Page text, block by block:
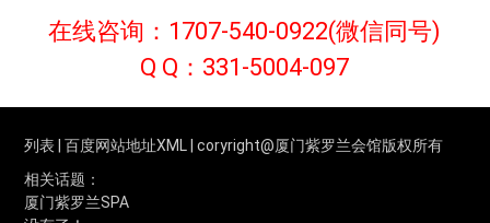
在线咨询： 1707-540-0922(微信同号)
Q Q： 331-5004-097
列表 |百度网站地址XML | coryright@厦门紫罗兰会馆版权所有
相关话题：
厦门紫罗兰SPA